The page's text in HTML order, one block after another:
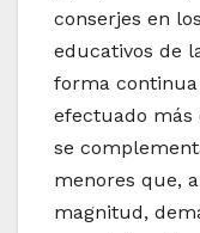
conserjes en
educativos de
forma continua
efectuado más
se
menores que,
magnitud,